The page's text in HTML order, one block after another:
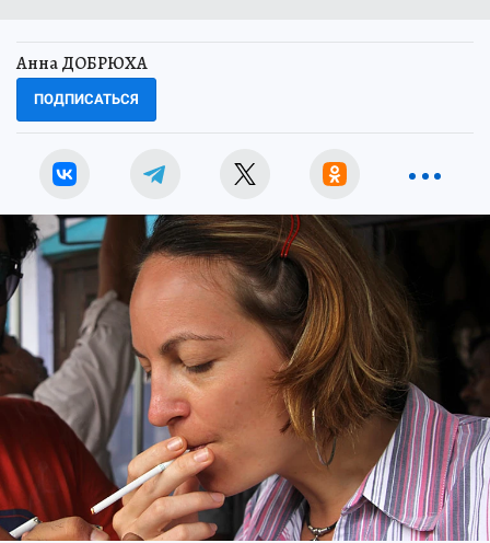
Анна ДОБРЮХА
ПОДПИСАТЬСЯ